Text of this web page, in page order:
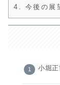
4.
今後の展
小堀